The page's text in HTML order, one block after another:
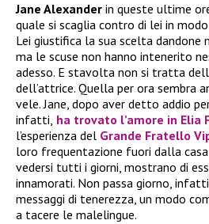
Jane Alexander in queste ultime
quale si scaglia contro di lei in
Lei giustifica la sua scelta dandone
ma le scuse non hanno intenerito
adesso. E stavolta non si tratta
dell’attrice. Quella per ora sembra
vele. Jane, dopo aver detto addio
infatti, ha trovato l’amore in Elia
l’esperienza del Grande Fratello
loro frequentazione fuori dalla casa
vedersi tutti i giorni, mostrano di
innamorati. Non passa giorno,
messaggi di tenerezza, un modo
a tacere le malelingue.